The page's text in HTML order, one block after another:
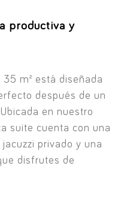
productiva y
m² está diseñada
después de un
en nuestro
suite cuenta con una
privado y una
disfrutes de